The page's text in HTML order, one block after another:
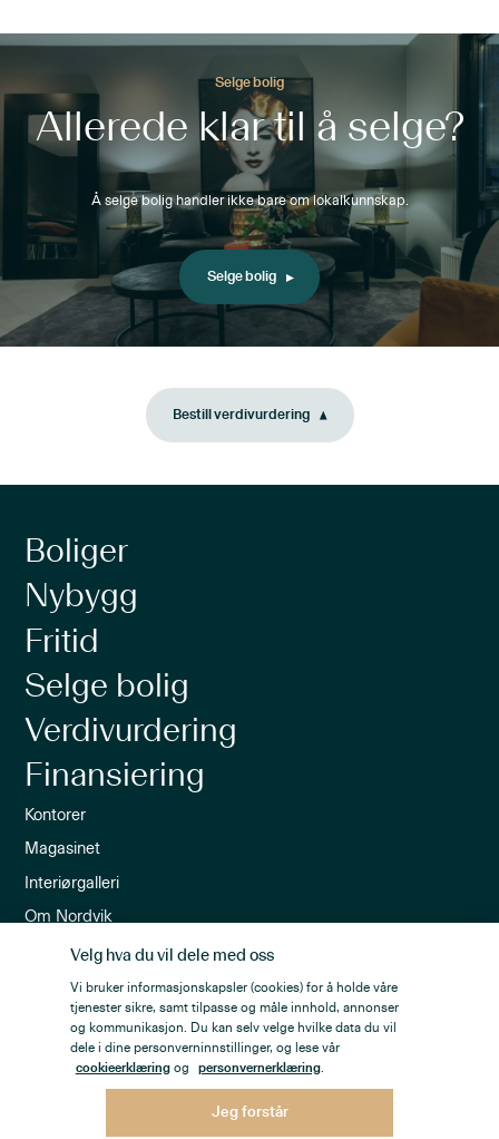
Allerede klar til å selge?
Selge bolig
Å selge bolig handler ikke bare om lokalkunnskap.
Selge bolig
Bestill verdivurdering
Boliger
Nybygg
Fritid
Selge bolig
Verdivurdering
Finansiering
Kontorer
Magasinet
Interiørgalleri
Om Nordvik
Ledige stillinger
Nordvik-appen
Nyhetsbrev
Velg hva du vil dele med oss
Vi bruker informasjonskapsler (cookies) for å holde våre
tjenester sikre, samt tilpasse og måle innhold, annonser
og kommunikasjon. Du kan selv velge hvilke data du vil
dele i dine personverninnstillinger, og lese vår
cookieerklæringog personvernerklæring.
Jeg forstår